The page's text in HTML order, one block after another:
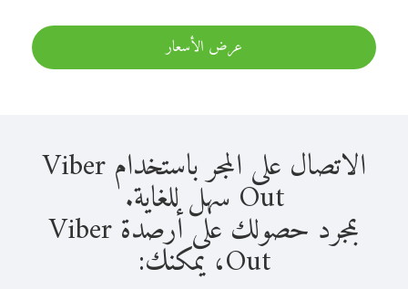
عرض الأسعار
الاتصال على المجر باستخدام Viber
Out سهل للغاية.
بمجرد حصولك على أرصدة Viber
Out، يمكنك: